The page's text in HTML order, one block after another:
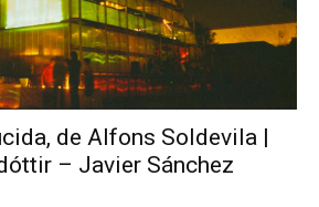
de Alfons Soldevila |
– Javier Sánchez